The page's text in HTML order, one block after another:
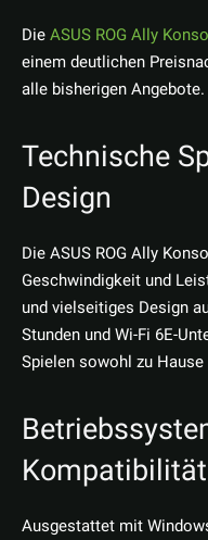
DieASUS ROG Ally
einem deutlichen
alle bisherigen Angebote.
Technische
Design
Die ASUS ROG Ally
Geschwindigkeit und
und vielseitiges Design
Stunden und Wi-Fi 6E-
Spielen sowohl zu
Kompatibilität
Ausgestattet mit